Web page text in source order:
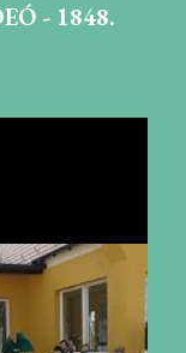
- 1848.